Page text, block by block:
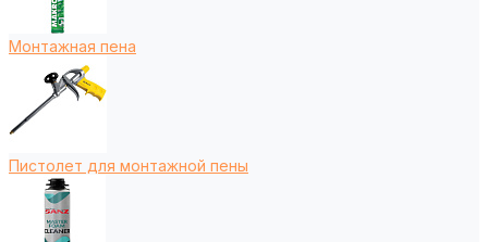
Монтажная пена
Пистолет для монтажной пены